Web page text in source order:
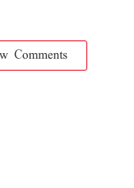
Comments